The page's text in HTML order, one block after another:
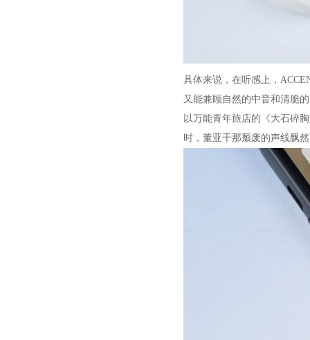
具体来说，在听感上，
又能兼顾自然的中音和清脆
以万能青年旅店的《大石碎
时，董亚千那颓废的声线飘